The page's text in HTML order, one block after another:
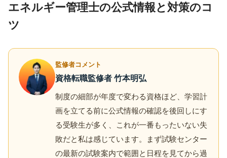
エネルギー管理士の公式情報と対策のコ
ツ
監修者コメント
資格転職監修者 竹本明弘
制度の細部が年度で変わる資格ほど、学習計
画を立てる前に公式情報の確認を後回しにす
る受験生が多く、これが一番もったいない失
敗だと私は感じています。まず試験センター
の最新の試験案内で範囲と日程を見てから過